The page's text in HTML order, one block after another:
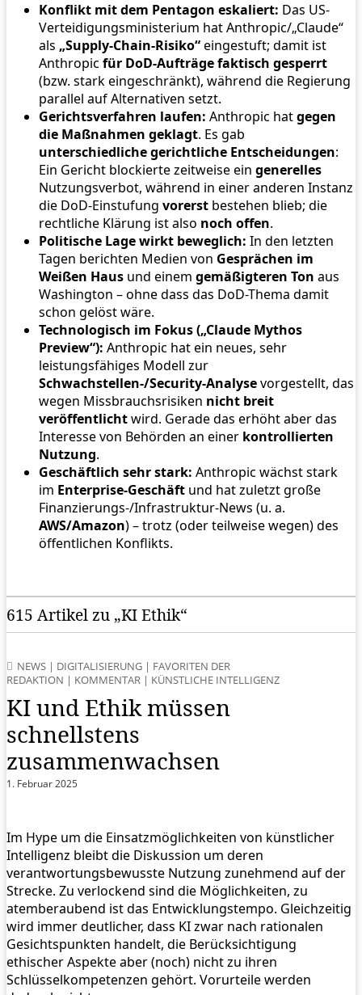
Konflikt mit dem Pentagon eskaliert: Das US-
Verteidigungsministerium hat Anthropic/„Claude“
als „Supply-Chain-Risiko“eingestuft; damit ist
Anthropic für DoD-Aufträge faktisch gesperrt
(bzw. stark eingeschränkt), während die Regierung
parallel auf Alternativen setzt.
Gerichtsverfahren laufen: Anthropic hatgegen
die Maßnahmen geklagt. Es gab
unterschiedliche gerichtliche Entscheidungen:
Ein Gericht blockierte zeitweise ein generelles
Nutzungsverbot, während in einer anderen Instanz
die DoD-Einstufung vorerst bestehen blieb; die
rechtliche Klärung ist also noch offen.
Politische Lage wirkt beweglich: In den letzten
Tagen berichten Medien von Gesprächen im
Weißen Haus und einem gemäßigteren Ton aus
Washington – ohne dass das DoD-Thema damit
schon gelöst wäre.
Technologisch im Fokus („Claude Mythos
Preview“): Anthropic hat ein neues, sehr
leistungsfähiges Modell zur
Schwachstellen-/Security-Analysevorgestellt, das
wegen Missbrauchsrisiken nicht breit
veröffentlichtwird. Gerade das erhöht aber das
Interesse von Behörden an einer kontrollierten
Nutzung.
Geschäftlich sehr stark: Anthropic wächst stark
im Enterprise-Geschäft und hat zuletzt große
Finanzierungs-/Infrastruktur-News (u. a.
AWS/Amazon) – trotz (oder teilweise wegen) des
öffentlichen Konflikts.
615 Artikel zu „KI Ethik“
NEWS | DIGITALISIERUNG | FAVORITEN DER
REDAKTION | KOMMENTAR | KÜNSTLICHE INTELLIGENZ
KI und Ethik müssen
schnellstens
zusammenwachsen
1. Februar 2025
Im Hype um die Einsatzmöglichkeiten von künstlicher
Intelligenz bleibt die Diskussion um deren
verantwortungsbewusste Nutzung zunehmend auf der
Strecke. Zu verlockend sind die Möglichkeiten, zu
atemberaubend ist das Entwicklungstempo. Gleichzeitig
wird immer deutlicher, dass KI zwar nach rationalen
Gesichtspunkten handelt, die Berücksichtigung
ethischer Aspekte aber (noch) nicht zu ihren
Schlüsselkompetenzen gehört. Vorurteile werden